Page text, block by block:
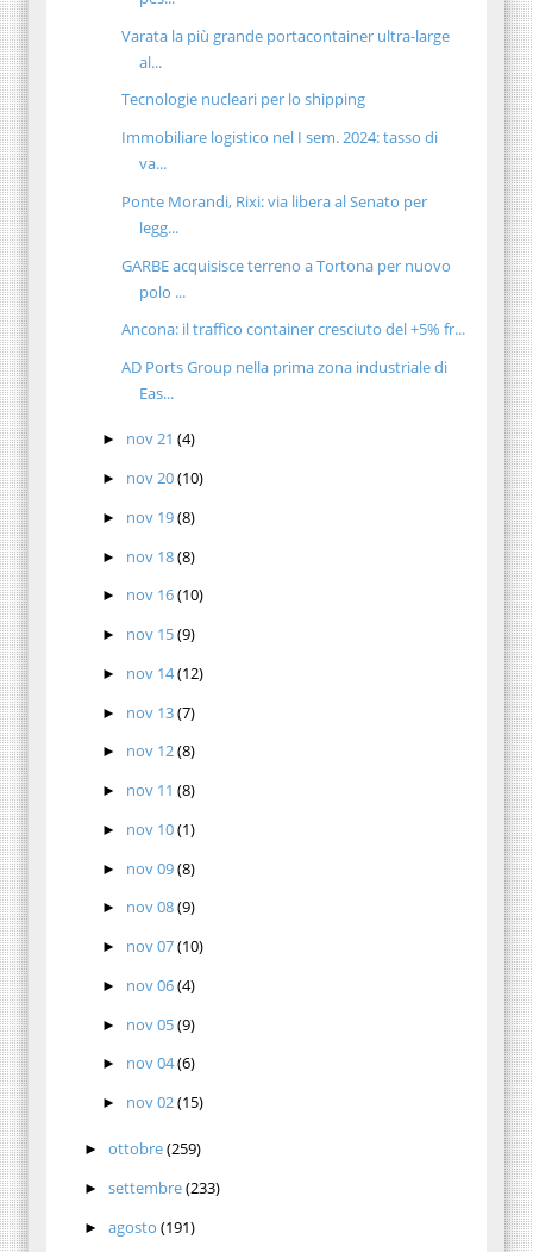
Varata la più grande portacontainer ultra-large
al...
Tecnologie nucleari per lo shipping
Immobiliare logistico nel I sem. 2024: tasso di
va...
Ponte Morandi, Rixi: via libera al Senato per
legg...
GARBE acquisisce terreno a Tortona per nuovo
polo ...
Ancona: il traffico container cresciuto del +5% fr...
AD Ports Group nella prima zona industriale di
Eas...
► nov 21(4)
► nov 20(10)
► nov 19(8)
► nov 18(8)
► nov 16(10)
► nov 15(9)
► nov 14(12)
► nov 13(7)
► nov 12(8)
► nov 11(8)
► nov 10(1)
► nov 09(8)
► nov 08(9)
► nov 07(10)
► nov 06(4)
► nov 05(9)
► nov 04(6)
► nov 02(15)
► ottobre(259)
► settembre(233)
► agosto (191)